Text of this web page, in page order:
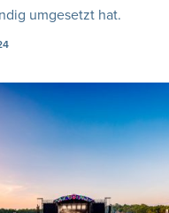
umgesetzt hat.